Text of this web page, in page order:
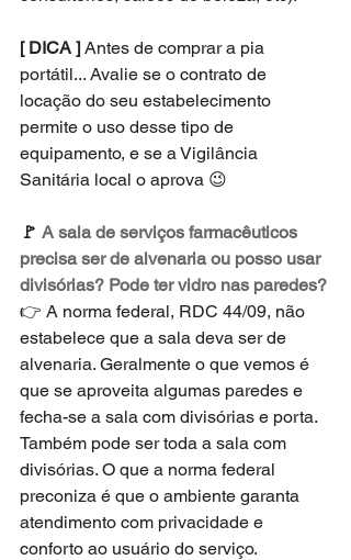
[ DICA ] Antes de comprar a pia
portátil... Avalie se o contrato de
locação do seu estabelecimento
permite o uso desse tipo de
equipamento, e se a Vigilância
Sanitária local o aprova 😉
🚩 A sala de serviços farmacêuticos
precisa ser de alvenaria ou posso usar
divisórias? Pode ter vidro nas paredes?
👉 A norma federal, RDC 44/09, não
estabelece que a sala deva ser de
alvenaria. Geralmente o que vemos é
que se aproveita algumas paredes e
fecha-se a sala com divisórias e porta.
Também pode ser toda a sala com
divisórias. O que a norma federal
preconiza é que o ambiente garanta
atendimento com privacidade e
conforto ao usuário do serviço.